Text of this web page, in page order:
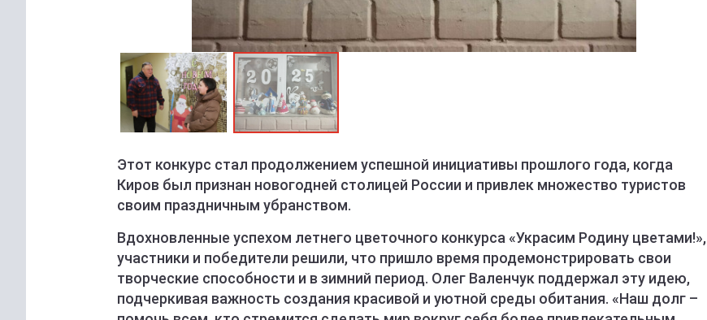
Этот конкурс стал продолжением успешной инициативы прошлого года, когда
Киров был признан новогодней столицей России и привлек множество туристов
своим праздничным убранством.
Вдохновленные успехом летнего цветочного конкурса «Украсим Родину цветами!»,
участники и победители решили, что пришло время продемонстрировать свои
творческие способности и в зимний период. Олег Валенчук поддержал эту идею,
подчеркивая важность создания красивой и уютной среды обитания. «Наш долг –